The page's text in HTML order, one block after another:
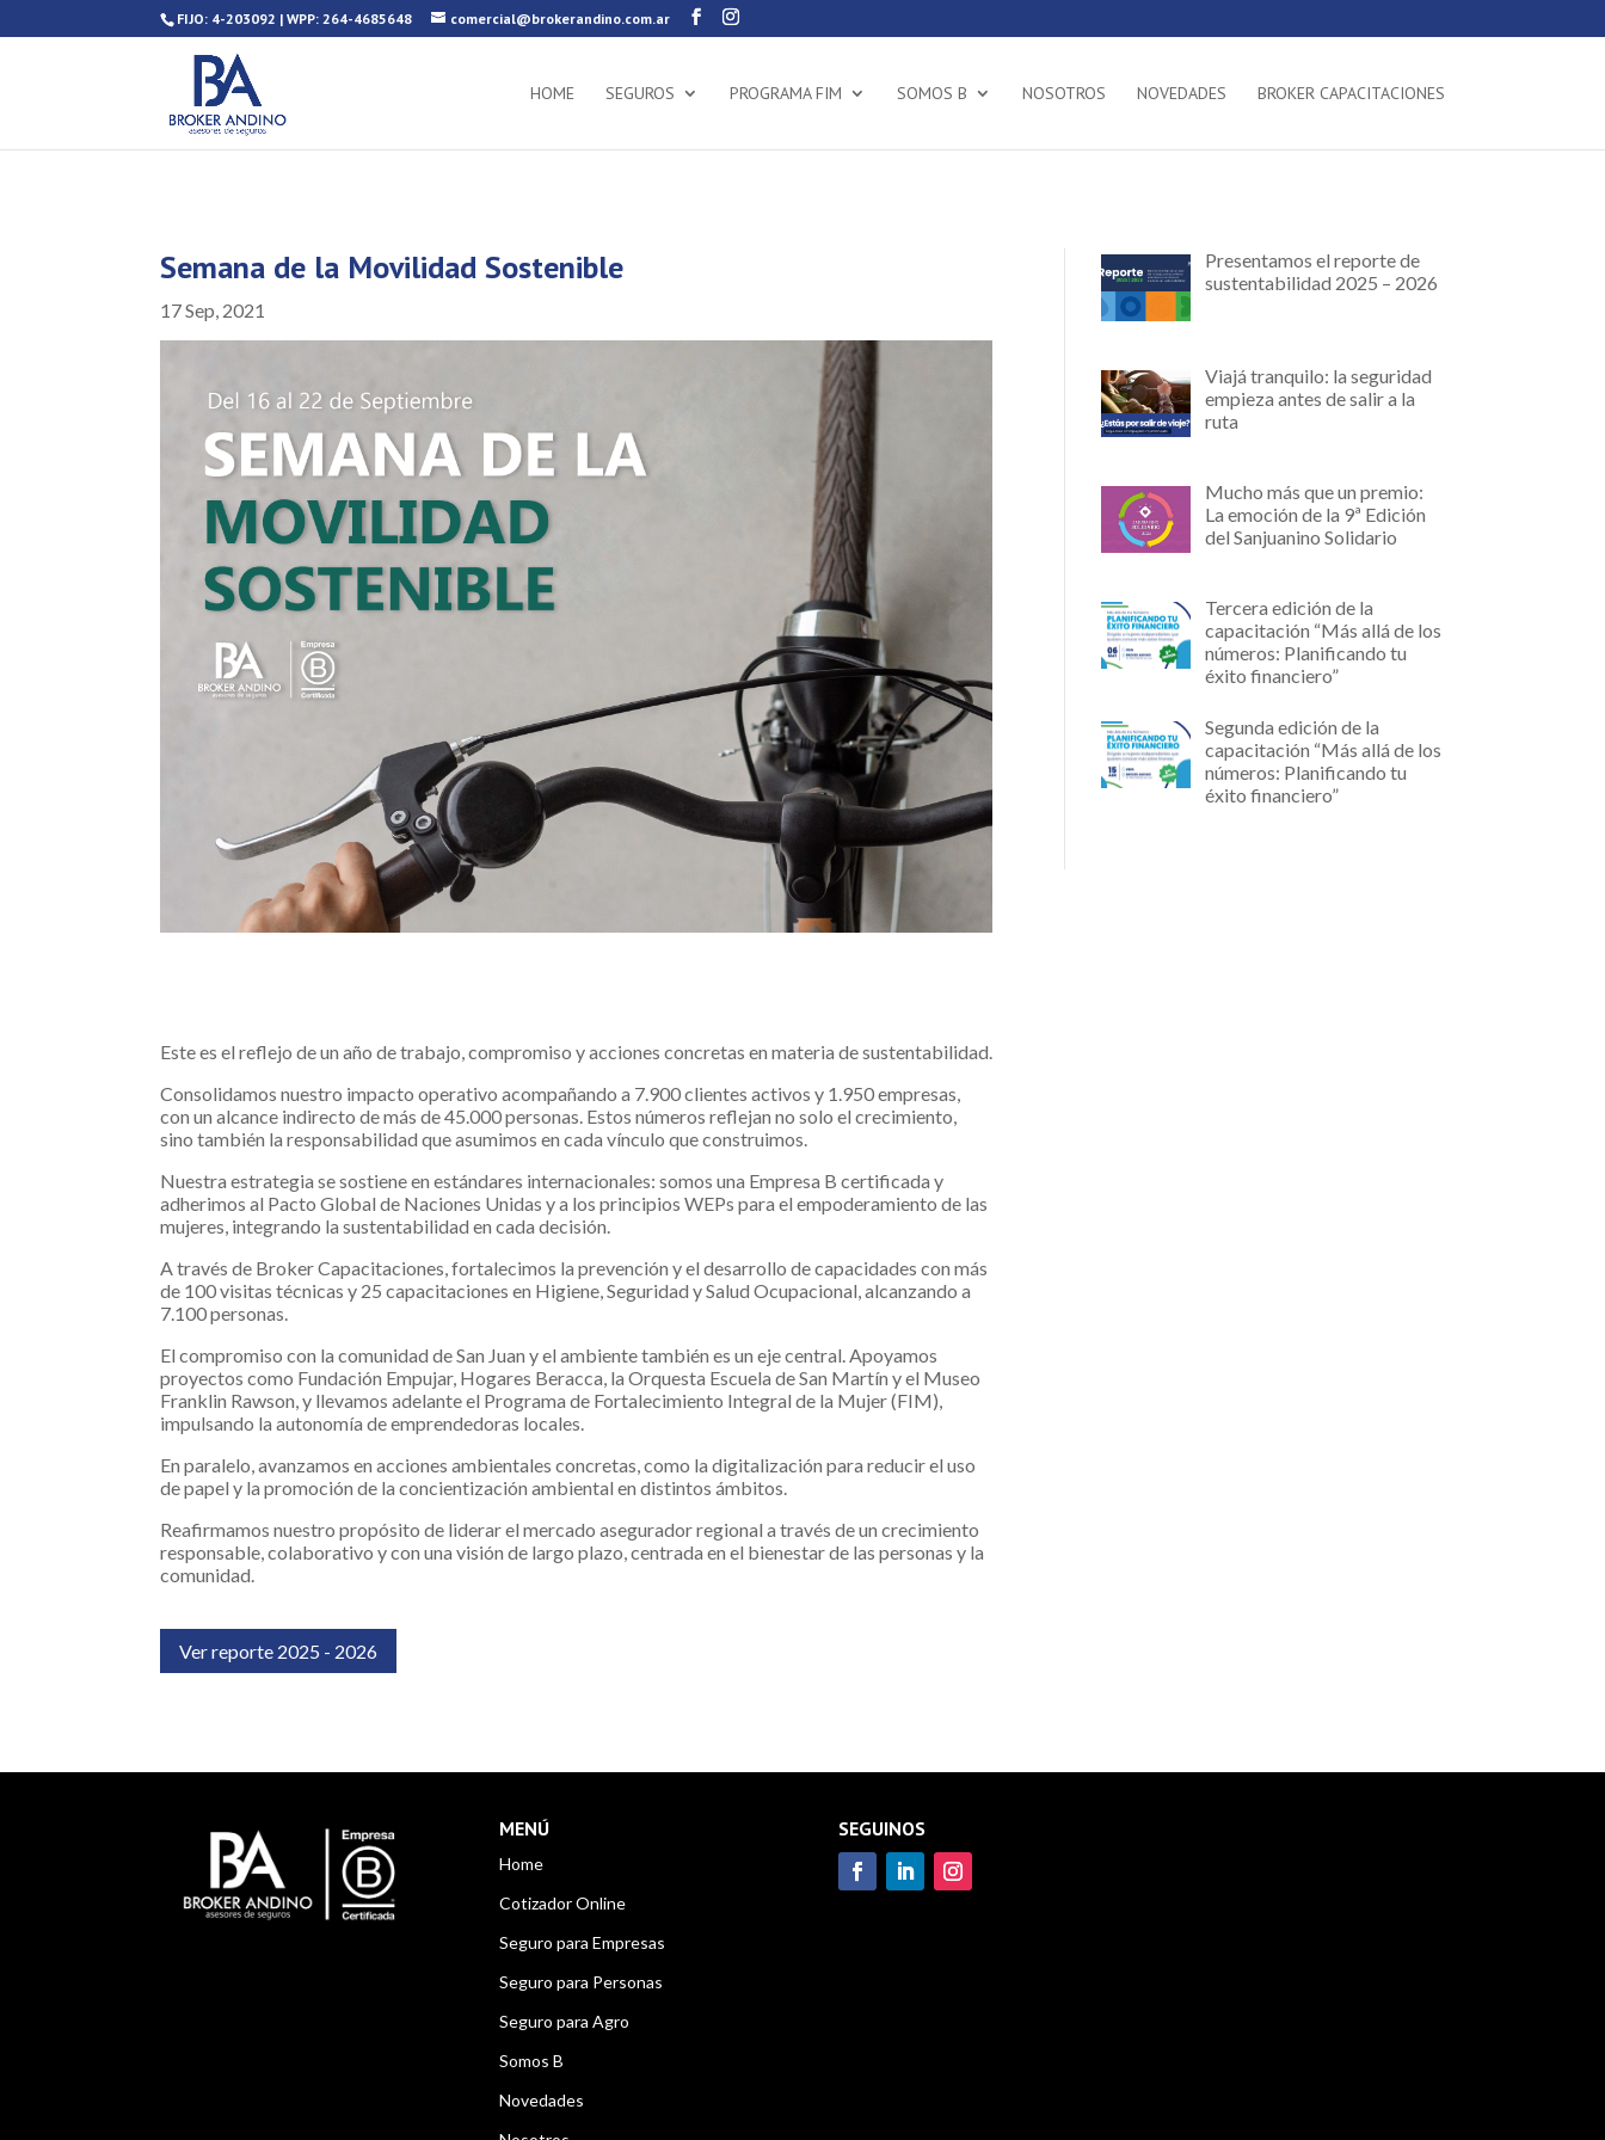
FIJO: 4-203092 | WPP: 264-4685648 comercial@brokerandino.com.ar
HOME SEGUROS PROGRAMA FIM SOMOS B NOSOTROS NOVEDADES BROKER CAPACITACIONES
Semana de la Movilidad Sostenible
17 Sep, 2021
Este es el reflejo de un año de trabajo, compromiso y acciones concretas en materia de sustentabilidad.
Consolidamos nuestro impacto operativo acompañando a 7.900 clientes activos y 1.950 empresas,
con un alcance indirecto de más de 45.000 personas. Estos números reflejan no solo el crecimiento,
sino también la responsabilidad que asumimos en cada vínculo que construimos.
Nuestra estrategia se sostiene en estándares internacionales: somos una Empresa B certificada y
adherimos al Pacto Global de Naciones Unidas y a los principios WEPs para el empoderamiento de las
mujeres, integrando la sustentabilidad en cada decisión.
A través de Broker Capacitaciones, fortalecimos la prevención y el desarrollo de capacidades con más
de 100 visitas técnicas y 25 capacitaciones en Higiene, Seguridad y Salud Ocupacional, alcanzando a
7.100 personas.
El compromiso con la comunidad de San Juan y el ambiente también es un eje central. Apoyamos
proyectos como Fundación Empujar, Hogares Beracca, la Orquesta Escuela de San Martín y el Museo
Franklin Rawson, y llevamos adelante el Programa de Fortalecimiento Integral de la Mujer (FIM),
impulsando la autonomía de emprendedoras locales.
En paralelo, avanzamos en acciones ambientales concretas, como la digitalización para reducir el uso
de papel y la promoción de la concientización ambiental en distintos ámbitos.
Reafirmamos nuestro propósito de liderar el mercado asegurador regional a través de un crecimiento
responsable, colaborativo y con una visión de largo plazo, centrada en el bienestar de las personas y la
comunidad.
Ver reporte 2025 - 2026
Presentamos el reporte de
sustentabilidad 2025 – 2026
Viajá tranquilo: la seguridad
empieza antes de salir a la
ruta
Mucho más que un premio:
La emoción de la 9ª Edición
del Sanjuanino Solidario
Tercera edición de la
capacitación “Más allá de los
números: Planificando tu
éxito financiero”
Segunda edición de la
capacitación “Más allá de los
números: Planificando tu
éxito financiero”
MENÚ
Home
Cotizador Online
Seguro para Empresas
Seguro para Personas
Seguro para Agro
Somos B
Novedades
SEGUINOS